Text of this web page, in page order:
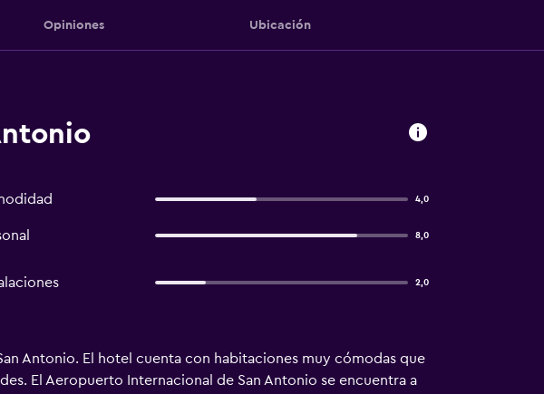
Opiniones Ubicación
4,0
8,0
2,0
Antonio. El hotel cuenta con habitaciones muy cómodas que
El Aeropuerto Internacional de San Antonio se encuentra a